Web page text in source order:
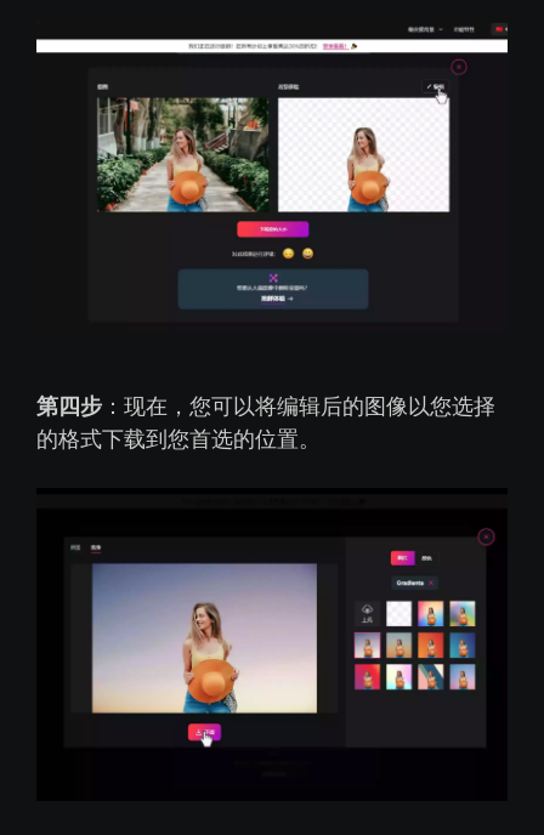
第四步 ：现在，您可以将编辑后的图像以您选择
的格式下载到您首选的位置。